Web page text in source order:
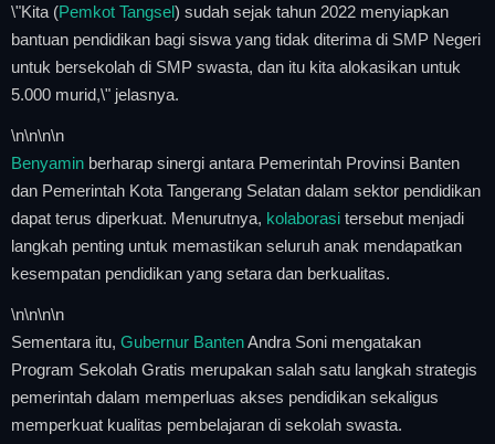
\"Kita (Pemkot Tangsel) sudah sejak tahun 2022 menyiapkan
bantuan pendidikan bagi siswa yang tidak diterima di SMP Negeri
untuk bersekolah di SMP swasta, dan itu kita alokasikan untuk
5.000 murid,\" jelasnya.
\n\n\n\n
Benyamin berharap sinergi antara Pemerintah Provinsi Banten
dan Pemerintah Kota Tangerang Selatan dalam sektor pendidikan
dapat terus diperkuat. Menurutnya, kolaborasi tersebut menjadi
langkah penting untuk memastikan seluruh anak mendapatkan
kesempatan pendidikan yang setara dan berkualitas.
\n\n\n\n
Sementara itu, Gubernur BantenAndra Soni mengatakan
Program Sekolah Gratis merupakan salah satu langkah strategis
pemerintah dalam memperluas akses pendidikan sekaligus
memperkuat kualitas pembelajaran di sekolah swasta.